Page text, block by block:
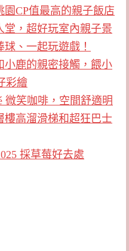
CP值最高的親子飯店
堂，超好玩室內親子景
、一起玩遊戲！
小鹿的親密接觸，餵小
彩繪
微笑咖啡，空間舒適明
樓高溜滑梯和超狂巴士
採草莓好去處